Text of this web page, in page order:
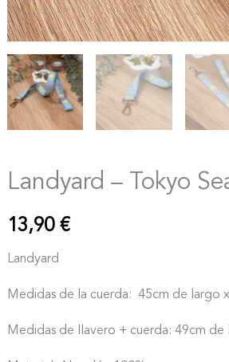
Landyard – Tokyo
13,90 €
Landyard
Medidas de la cuerda: 45cm de largo
Medidas de llavero + cuerda: 49cm de